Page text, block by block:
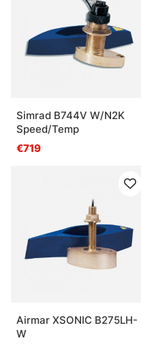
Simrad B744V W/N2K
Speed/Temp
€719
Airmar XSONIC B275LH-
W